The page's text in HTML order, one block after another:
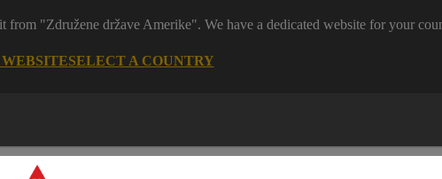
from "Združene države Amerike". We have a dedicated website for your
SELECT A COUNTRY